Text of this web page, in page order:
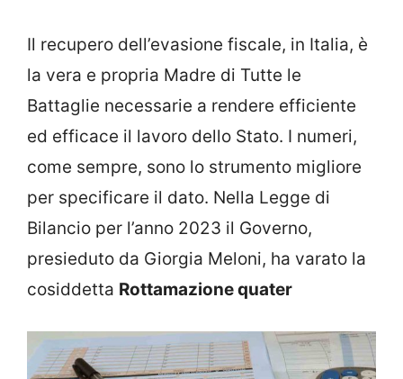
Il recupero dell’evasione fiscale, in Italia, è
la vera e propria Madre di Tutte le
Battaglie necessarie a rendere efficiente
ed efficace il lavoro dello Stato. I numeri,
come sempre, sono lo strumento migliore
per specificare il dato. Nella Legge di
Bilancio per l’anno 2023 il Governo,
presieduto da Giorgia Meloni, ha varato la
cosiddetta Rottamazione quater